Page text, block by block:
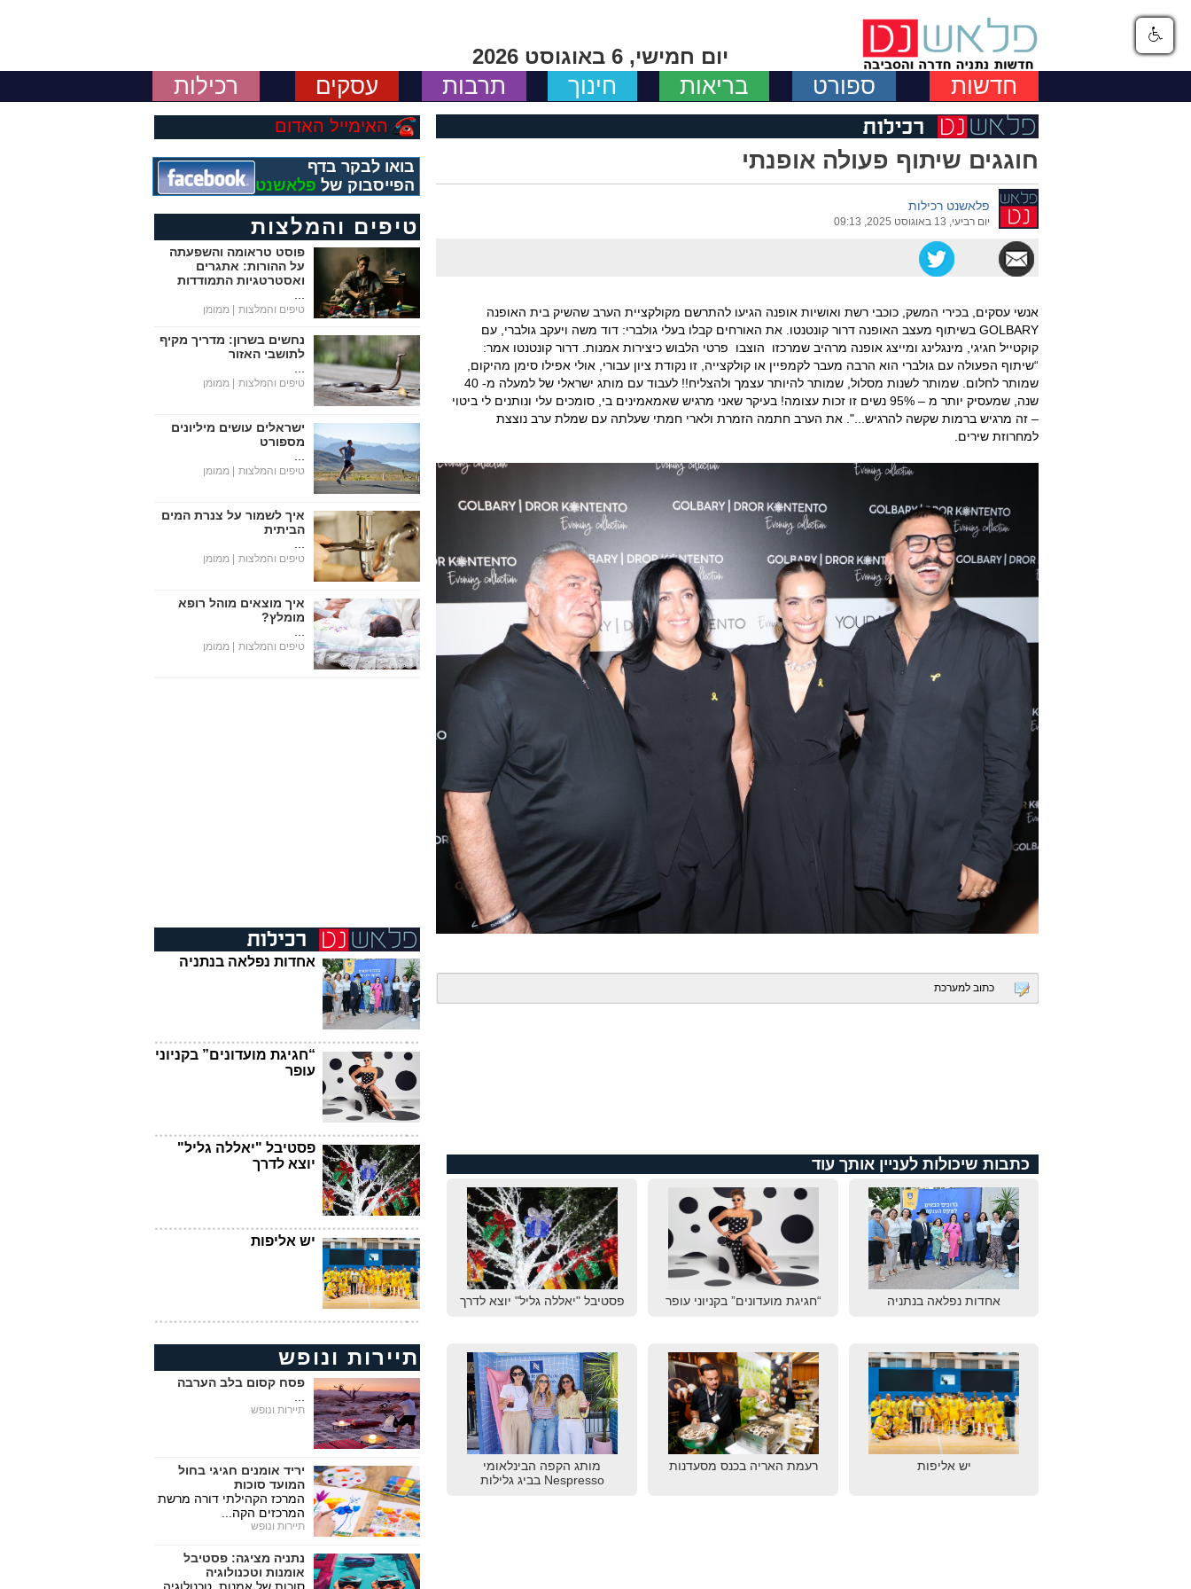
יום חמישי, 6 באוגוסט 2026
חדשות ספורט בריאות חינוך תרבות עסקים רכילות
חוגגים שיתוף פעולה אופנתי
פלאשנט רכילות
יום רביעי, 13 באוגוסט 2025, 09:13
אנשי עסקים, בכירי המשק, כוכבי רשת ואושיות אופנה הגיעו להתרשם מקולקציית הערב שהשיק בית האופנה
GOLBARY בשיתוף מעצב האופנה דרור קונטנטו. את האורחים קבלו בעלי גולברי: דוד משה ויעקב גולברי, עם
קוקטייל חגיגי, מינגלינג ומייצג אופנה מרהיב שמרכזו הוצבו פרטי הלבוש כיצירות אמנות. דרור קונטנטו אמר:
“שיתוף הפעולה עם גולברי הוא הרבה מעבר לקמפיין או קולקצייה, זו נקודת ציון עבורי, אולי אפילו סימן מהיקום,
שמותר לחלום. שמותר לשנות מסלול, שמותר להיותר עצמך ולהצליח!! לעבוד עם מותג ישראלי של למעלה מ- 40
שנה, שמעסיק יותר מ – 95% נשים זו זכות עצומה! בעיקר שאני מרגיש שאמאמינים בי, סומכים עלי ונותנים לי ביטוי
– זה מרגיש ברמות שקשה להרגיש...". את הערב חתמה הזמרת ולארי חמתי שעלתה עם שמלת ערב נוצצת
למחרוזת שירים.
כתוב למערכת
כתבות שיכולות לעניין אותך עוד
אחדות נפלאה בנתניה “חגיגת מועדונים” בקניוני עופר פסטיבל "יאללה גליל" יוצא לדרך
יש אליפות רעמת האריה בכנס מסעדנות
מותג הקפה הבינלאומי
Nespresso בביג גלילות
האימייל האדום
בואו לבקר בדף
הפייסבוק של פלאשנט
טיפים והמלצות
פוסט טראומה והשפעתה
על ההורות: אתגרים
ואסטרטגיות התמודדות
טיפים והמלצות | ממומן
נחשים בשרון: מדריך מקיף
לתושבי האזור
טיפים והמלצות | ממומן
ישראלים עושים מיליונים
מספורט
טיפים והמלצות | ממומן
איך לשמור על צנרת המים
הביתית
טיפים והמלצות | ממומן
איך מוצאים מוהל רופא
מומלץ?
טיפים והמלצות | ממומן
אחדות נפלאה בנתניה
“חגיגת מועדונים” בקניוני
עופר
פסטיבל "יאללה גליל"
יוצא לדרך
יש אליפות
תיירות ונופש
פסח קסום בלב הערבה
תיירות ונופש
יריד אומנים חגיגי בחול
המועד סוכות
המרכז הקהילתי דורה מרשת
המרכזים הקה...
תיירות ונופש
נתניה מציגה: פסטיבל
אומנות וטכנולוגיה